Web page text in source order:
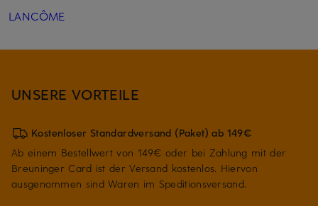
LANCÔME
UNSERE VORTEILE
Kostenloser Standardversand (Paket) ab 149€
Ab einem Bestellwert von 149€ oder bei Zahlung mit der
Breuninger Card ist der Versand kostenlos. Hiervon
ausgenommen sind Waren im Speditionsversand.